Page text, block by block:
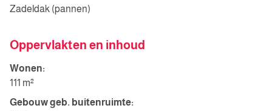
Zadeldak (pannen)
Oppervlakten en inhoud
Wonen:
111 m²
Gebouw geb. buitenruimte: